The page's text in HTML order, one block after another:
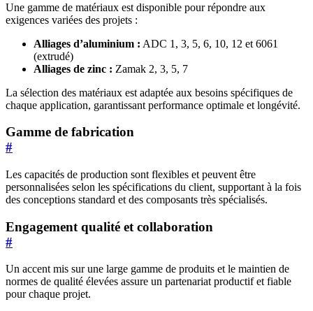
Une gamme de matériaux est disponible pour répondre aux
exigences variées des projets :
Alliages d’aluminium : ADC 1, 3, 5, 6, 10, 12 et 6061
(extrudé)
Alliages de zinc : Zamak 2, 3, 5, 7
La sélection des matériaux est adaptée aux besoins spécifiques de
chaque application, garantissant performance optimale et longévité.
Gamme de fabrication
#
Les capacités de production sont flexibles et peuvent être
personnalisées selon les spécifications du client, supportant à la fois
des conceptions standard et des composants très spécialisés.
Engagement qualité et collaboration
#
Un accent mis sur une large gamme de produits et le maintien de
normes de qualité élevées assure un partenariat productif et fiable
pour chaque projet.